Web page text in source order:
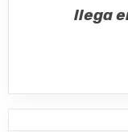
llega